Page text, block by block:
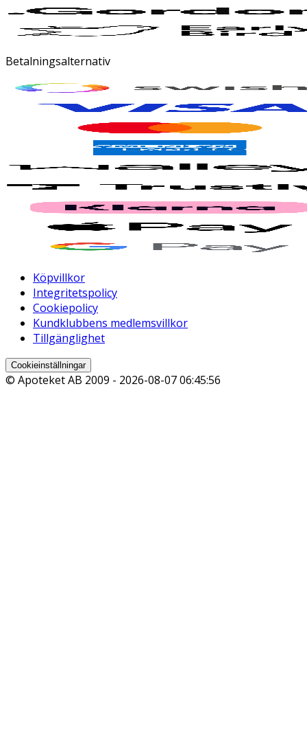
Betalningsalternativ
Köpvillkor
Integritetspolicy
Cookiepolicy
Kundklubbens medlemsvillkor
Tillgänglighet
Cookieinställningar
© Apoteket AB 2009 - 2026-08-07 06:45:56